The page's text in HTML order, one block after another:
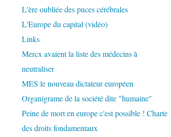
L'ère oubliée des puces cérébrales
L'Europe du capital (vidéo)
Links
Mercx avaient la liste des médecins à
neutraliser
MES le nouveau dictateur européen
Organigrame de la société dite "humaine"
Peine de mort en europe c'est possible ! Charte
des droits fondamentaux